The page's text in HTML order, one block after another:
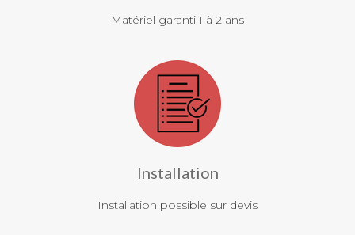
Matériel garanti 1 à 2 ans
Installation
Installation possible sur devis